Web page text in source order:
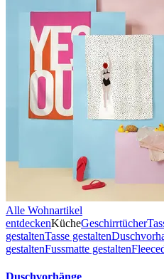
Alle Wohnartikel
entdeckenKücheGeschirrtücher
gestaltenTasse gestalten
gestaltenFussmatte gestalten